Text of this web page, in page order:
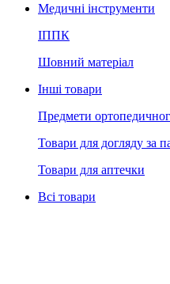
Медичні інструменти
ІППК
Шовний матеріал
Інші товари
Предмети
Товари для догляду за
Товари для аптечки
Всі товари